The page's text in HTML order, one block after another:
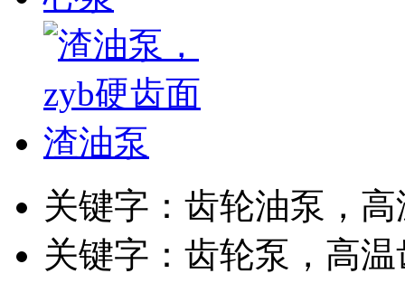
关键字：齿轮油泵，
关键字：齿轮泵，高